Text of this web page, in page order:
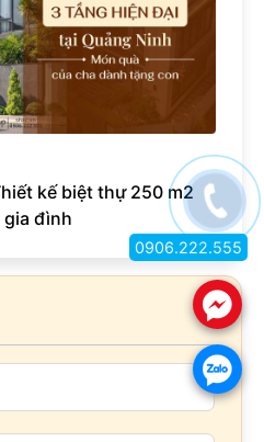
kế biệt thự 250 m2
gia đình
.
.
0906.222.555